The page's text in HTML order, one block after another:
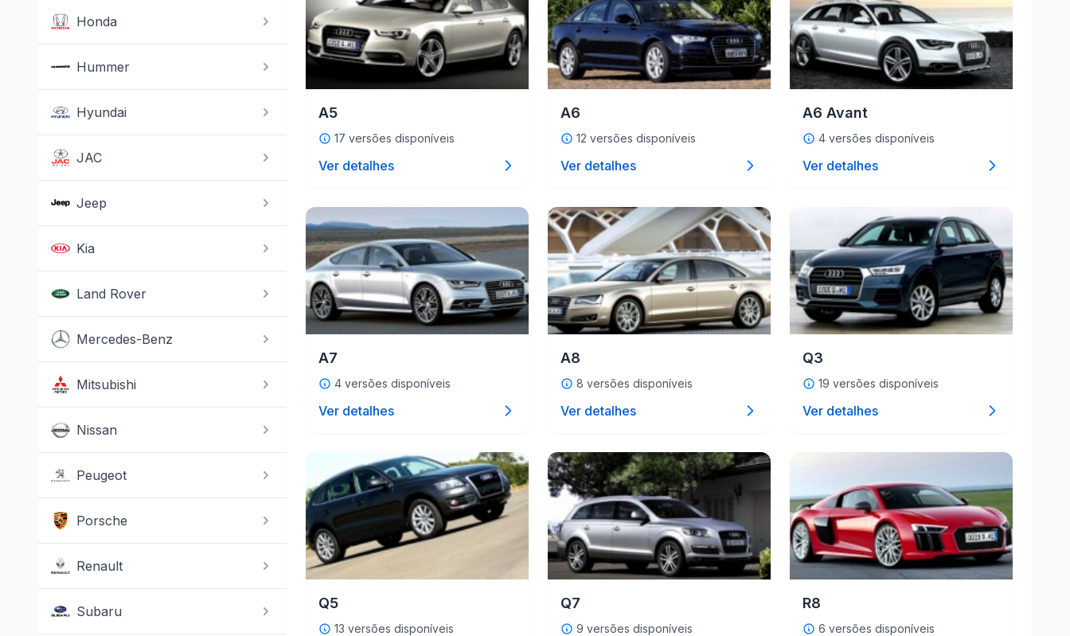
Honda
Hummer
Hyundai
JAC
Jeep
Kia
Land Rover
Mercedes-Benz
Mitsubishi
Nissan
Peugeot
Porsche
Renault
Subaru
A5
17 versões disponíveis
Ver detalhes
A6
12 versões disponíveis
Ver detalhes
A6 Avant
4 versões disponíveis
Ver detalhes
A7
4 versões disponíveis
Ver detalhes
A8
8 versões disponíveis
Ver detalhes
Q3
19 versões disponíveis
Ver detalhes
Q5
13 versões disponíveis
Q7
9 versões disponíveis
R8
6 versões disponíveis